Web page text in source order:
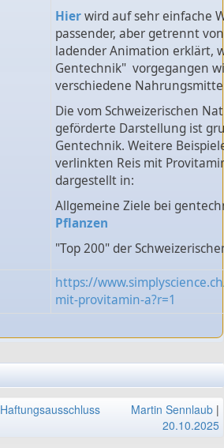
Hier wird auf sehr einfache
passender, aber getrennt
ladender Animation erklärt,
Gentechnik" vorgegangen
verschiedene
Die vom Schweizerischen
geförderte Darstellung ist
Gentechnik. Weitere
verlinkten Reis mit
dargestellt in:
Allgemeine Ziele bei
Pflanzen
"Top 200" der
https://
mit-provitamin-a?r=1
Haftungsausschluss Martin Sennlaub |
20.10.2025